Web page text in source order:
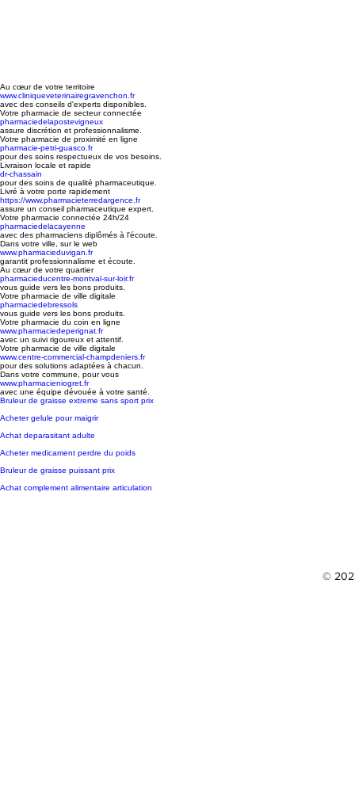
Au cœur de votre territoire
www.cliniqueveterinairegravenchon.fr
avec des conseils d'experts disponibles.
Votre pharmacie de secteur connectée
pharmaciedelapostevigneux
assure discrétion et professionnalisme.
Votre pharmacie de proximité en ligne
pharmacie-petri-guasco.fr
pour des soins respectueux de vos besoins.
Livraison locale et rapide
dr-chassain
pour des soins de qualité pharmaceutique.
Livré à votre porte rapidement
https://www.pharmacieterredargence.fr
assure un conseil pharmaceutique expert.
Votre pharmacie connectée 24h/24
pharmaciedelacayenne
avec des pharmaciens diplômés à l'écoute.
Dans votre ville, sur le web
www.pharmacieduvigan.fr
garantit professionnalisme et écoute.
Au cœur de votre quartier
pharmacieducentre-montval-sur-loir.fr
vous guide vers les bons produits.
Votre pharmacie de ville digitale
pharmaciedebressols
vous guide vers les bons produits.
Votre pharmacie du coin en ligne
www.pharmaciedeperignat.fr
avec un suivi rigoureux et attentif.
Votre pharmacie de ville digitale
www.centre-commercial-champdeniers.fr
pour des solutions adaptées à chacun.
Dans votre commune, pour vous
www.pharmacieniogret.fr
avec une équipe dévouée à votre santé.
Bruleur de graisse extreme sans sport prix
Acheter gelule pour maigrir
Achat deparasitant adulte
Acheter medicament perdre du poids
Bruleur de graisse puissant prix
Achat complement alimentaire articulation
©